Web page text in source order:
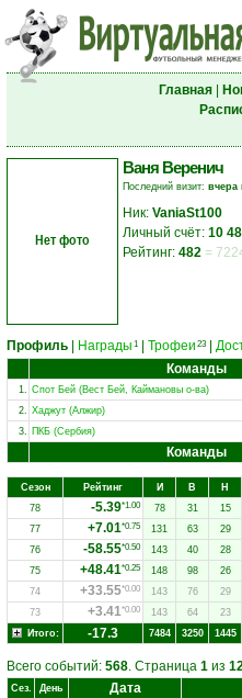
Главная|
Нет фото
Ваня Веренич
Последний визит: вчера
Ник: VaniaSt100
Личный счёт: 10
Рейтинг: 482 =
Профиль Награды 1 Трофеи 23
Команды
1. Спот Бей (Вест Бей, Каймановы о-ва)
2. Хаджут (Алжир)
3. ПКБ (Сербия)
Команды
Сезон Рейтинг И В Н
78
-5.39*1.00 78 31 15
77
+7.01*0.75 131 63 29
76
-58.55*0.50 143 40 28
75
+48.41*0.25 148 98 26
74
+33.55*0.00 143 76 29
73
+3.41*0.00 143 64 23
Итого:
-17.3 7484 3250 1445
Всего событий: 568. Страница 1 из
Сез. День Дата